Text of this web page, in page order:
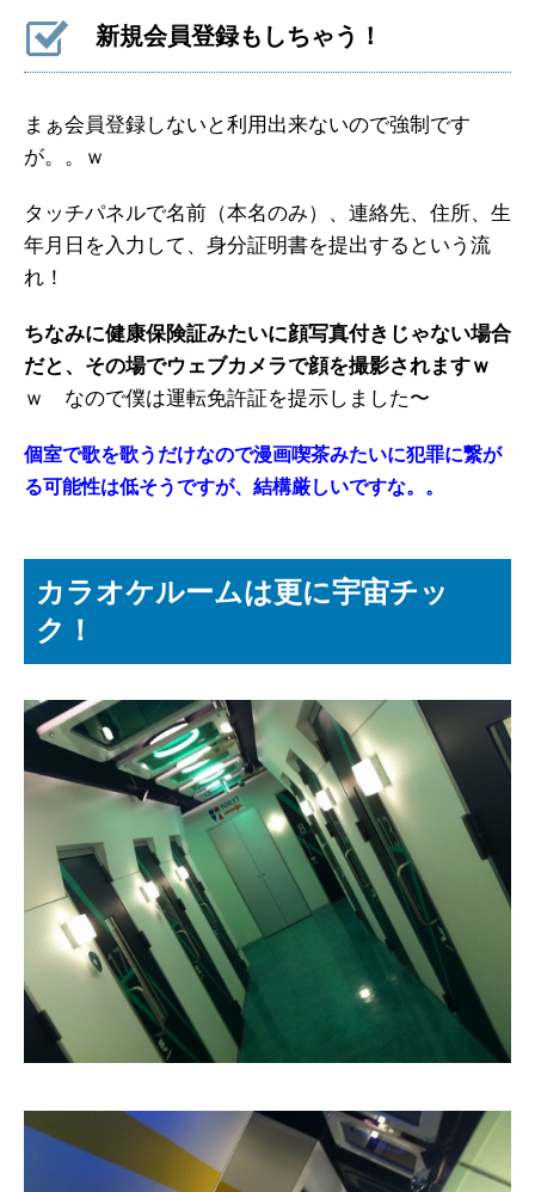
新規会員登録もしちゃう！
まぁ会員登録しないと利用出来ないので強制です
が。。ｗ
タッチパネルで名前（本名のみ）、連絡先、住所、生
年月日を入力して、身分証明書を提出するという流
れ！
ちなみに健康保険証みたいに顔写真付きじゃない場合
だと、その場でウェブカメラで顔を撮影されますｗ
ｗ なので僕は運転免許証を提示しました〜
個室で歌を歌うだけなので漫画喫茶みたいに犯罪に繋が
る可能性は低そうですが、結構厳しいですな。。
カラオケルームは更に宇宙チッ
ク！